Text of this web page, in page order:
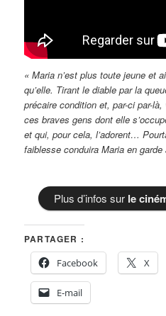
« Maria n’est plus toute jeune et
qu’elle. Tirant le diable par la
précaire condition et, par-ci par-
ces braves gens dont elle
et qui, pour cela, l’adorent…
faiblesse conduira Maria en
Plus d’infos sur le
PARTAGER :
Facebook
X
E-mail